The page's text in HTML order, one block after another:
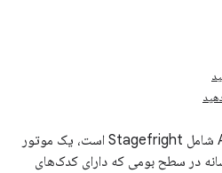
Android شامل Stagefright است، یک موتور
در سطح بومی که دارای کدک‌های